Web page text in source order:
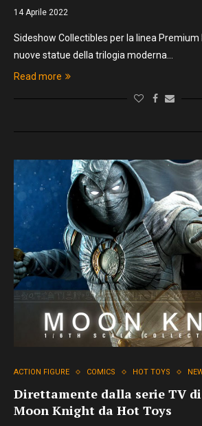
14 Aprile 2022
Sideshow Collectibles per la linea
nuove statue della trilogia moderna…
Read more
ACTION FIGURE COMICS HOT TOYS
Direttamente dalla serie TV
Moon Knight da Hot Toys